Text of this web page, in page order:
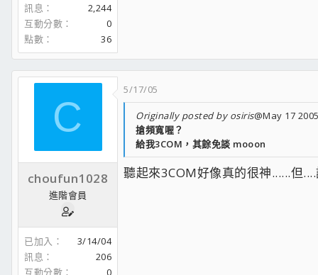
訊息
2,244
互動分數
0
點數
36
C
choufun1028
進階會員
已加入
3/14/04
訊息
206
互動分數
0
5/17/05
Originally posted by osiris@May 17
搶頻寬喔？
給我3COM，其餘免談 mooon
聽起來3COM好像真的很神......但